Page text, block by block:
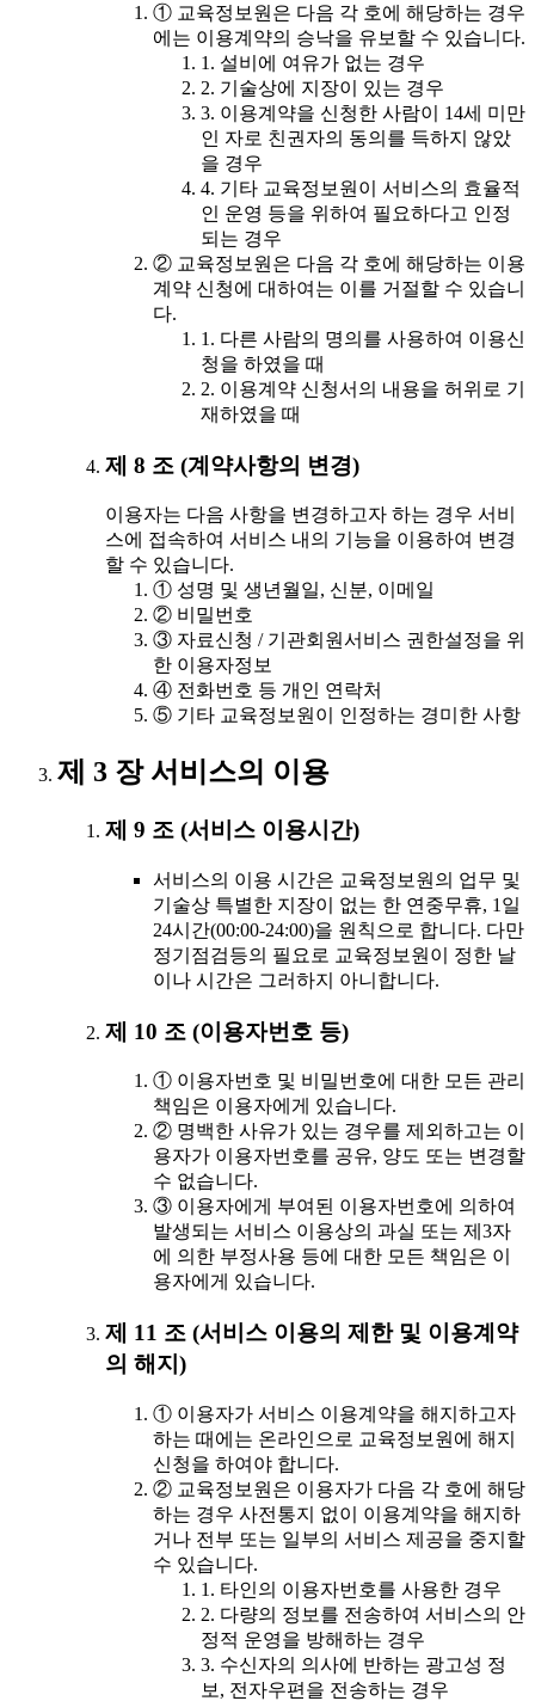
① 교육정보원은 다음 각 호에 해당하는 경우
에는 이용계약의 승낙을 유보할 수 있습니다.
1. 설비에 여유가 없는 경우
2. 기술상에 지장이 있는 경우
3. 이용계약을 신청한 사람이 14세 미만
인 자로 친권자의 동의를 득하지 않았
을 경우
4. 기타 교육정보원이 서비스의 효율적
인 운영 등을 위하여 필요하다고 인정
되는 경우
② 교육정보원은 다음 각 호에 해당하는 이용
계약 신청에 대하여는 이를 거절할 수 있습니
다.
1. 다른 사람의 명의를 사용하여 이용신
청을 하였을 때
2. 이용계약 신청서의 내용을 허위로 기
재하였을 때
제 8 조 (계약사항의 변경)
이용자는 다음 사항을 변경하고자 하는 경우 서비
스에 접속하여 서비스 내의 기능을 이용하여 변경
할 수 있습니다.
① 성명 및 생년월일, 신분, 이메일
② 비밀번호
③ 자료신청 / 기관회원서비스 권한설정을 위
한 이용자정보
④ 전화번호 등 개인 연락처
⑤ 기타 교육정보원이 인정하는 경미한 사항
제 3 장 서비스의 이용
제 9 조 (서비스 이용시간)
서비스의 이용 시간은 교육정보원의 업무 및
기술상 특별한 지장이 없는 한 연중무휴, 1일
24시간(00:00-24:00)을 원칙으로 합니다. 다만
정기점검등의 필요로 교육정보원이 정한 날
이나 시간은 그러하지 아니합니다.
제 10 조 (이용자번호 등)
① 이용자번호 및 비밀번호에 대한 모든 관리
책임은 이용자에게 있습니다.
② 명백한 사유가 있는 경우를 제외하고는 이
용자가 이용자번호를 공유, 양도 또는 변경할
수 없습니다.
③ 이용자에게 부여된 이용자번호에 의하여
발생되는 서비스 이용상의 과실 또는 제3자
에 의한 부정사용 등에 대한 모든 책임은 이
용자에게 있습니다.
제 11 조 (서비스 이용의 제한 및 이용계약
의 해지)
① 이용자가 서비스 이용계약을 해지하고자
하는 때에는 온라인으로 교육정보원에 해지
신청을 하여야 합니다.
② 교육정보원은 이용자가 다음 각 호에 해당
하는 경우 사전통지 없이 이용계약을 해지하
거나 전부 또는 일부의 서비스 제공을 중지할
수 있습니다.
1. 타인의 이용자번호를 사용한 경우
2. 다량의 정보를 전송하여 서비스의 안
정적 운영을 방해하는 경우
3. 수신자의 의사에 반하는 광고성 정
보, 전자우편을 전송하는 경우